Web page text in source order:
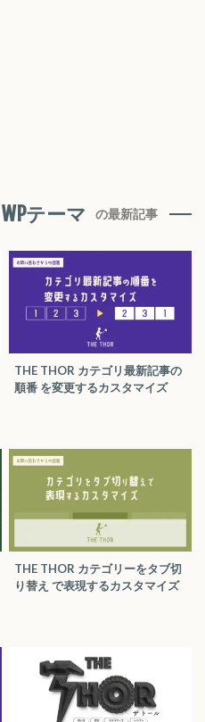
テーマ の最新記事
THE THOR カテゴリ最新記事の
順番 を変更するカスタマイズ
THE THOR カテゴリーをタブ切
り替え で表現するカスタマイズ